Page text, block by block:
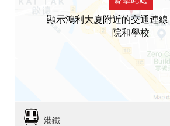
顯示鴻利大廈附近的交通連
院和學校
港鐵